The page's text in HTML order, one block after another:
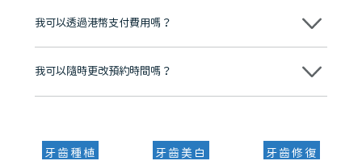
我可以透過港幣支付費用嗎？
可以。維港口腔會按照當日匯率轉算收取費用，而匯率會及時告知客人
我可以隨時更改預約時間嗎？
可以，請盡早通過wechat或whatsapp聯絡我們，告知我們你原本預約
牙齒種植
牙齒美白
牙齒修復